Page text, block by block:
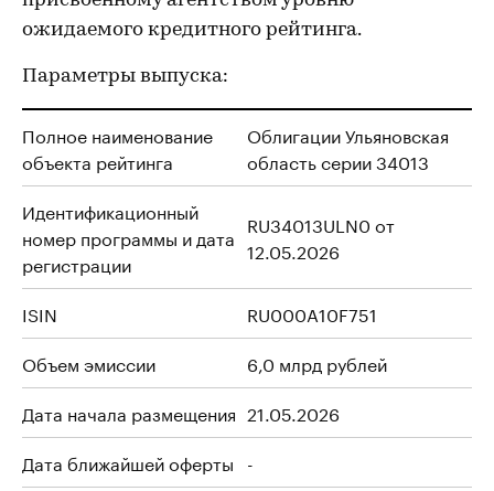
ожидаемого кредитного рейтинга.
Параметры выпуска:
Полное наименование
объекта рейтинга
Облигации Ульяновская
область серии 34013
Идентификационный
номер программы и дата
регистрации
RU34013ULN0 от
12.05.2026
ISIN
RU000A10F751
Объем эмиссии
6,0 млрд рублей
Дата начала размещения 21.05.2026
Дата ближайшей оферты -